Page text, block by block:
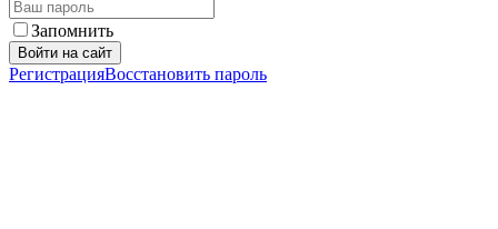
Запомнить
Войти на сайт
РегистрацияВосстановить пароль